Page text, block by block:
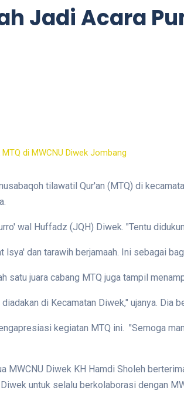
Jadi Acara
tilawatil Qur'an (MTQ) di
wal Huffadz (JQH) Diwek. "Tentu
lsya' dan tarawih berjamaah. Ini sebagai
satu juara cabang MTQ juga tampil
di Kecamatan Diwek," ujanya. Dia
kegiatan MTQ ini. "Semoga
MWCNU Diwek KH Hamdi Sholeh
untuk selalu berkolaborasi dengan